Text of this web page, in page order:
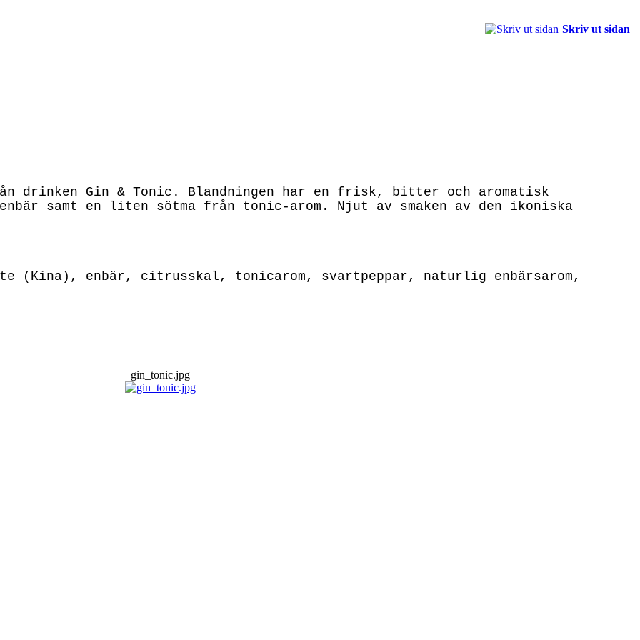
Skriv ut sidan
drinken Gin & Tonic. Blandningen har en frisk, bitter och aromatisk
samt en liten sötma från tonic-arom. Njut av smaken av den ikoniska
enbär, citrusskal, tonicarom, svartpeppar, naturlig enbärsarom,
gin_tonic.jpg